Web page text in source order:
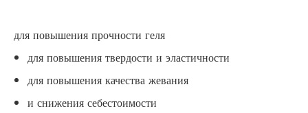
для повышения прочности геля
для повышения твердости и эластичности
для повышения качества жевания
и снижения себестоимости